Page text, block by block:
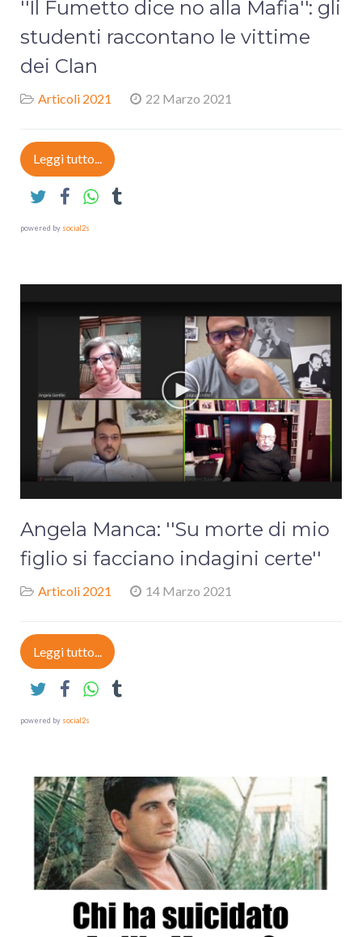
''Il Fumetto dice no alla Mafia'': gli
studenti raccontano le vittime
dei Clan
Articoli 2021 22 Marzo 2021
Leggi tutto...
powered by social2s
Angela Manca: ''Su morte di mio
figlio si facciano indagini certe''
Articoli 2021 14 Marzo 2021
Leggi tutto...
powered by social2s